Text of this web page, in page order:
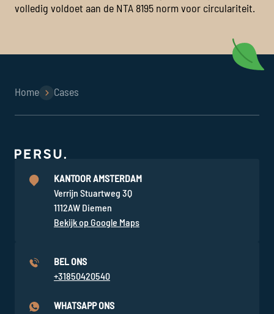
volledig voldoet aan de NTA 8195 norm voor circulariteit.
Home Cases
KANTOOR AMSTERDAM
Verrijn Stuartweg 3Q
1112AW Diemen
Bekijk op Google Maps
BEL ONS
+31850420540
WHATSAPP ONS